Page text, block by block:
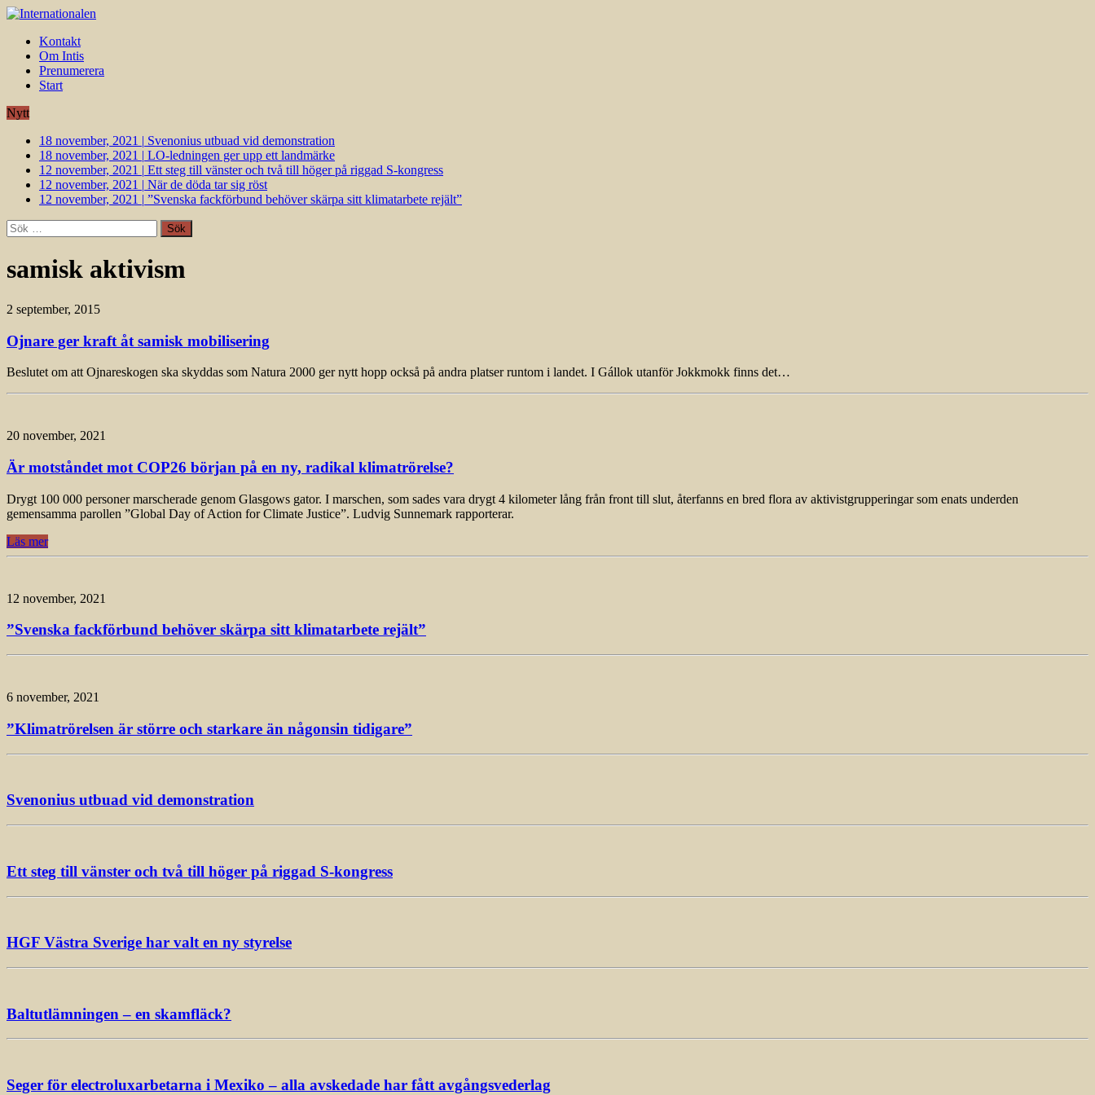
Kontakt
Om Intis
Prenumerera
Start
Nytt
18 november, 2021 | Svenonius utbuad vid demonstration
18 november, 2021 | LO-ledningen ger upp ett landmärke
12 november, 2021 | Ett steg till vänster och två till höger på riggad S-kongress
12 november, 2021 | När de döda tar sig röst
12 november, 2021 | ”Svenska fackförbund behöver skärpa sitt klimatarbete rejält”
Sök
efter:
samisk aktivism
2 september, 2015
Ojnare ger kraft åt samisk mobilisering
Beslutet om att Ojnareskogen ska skyddas som Natura 2000 ger nytt hopp också på andra platser runtom i landet. I Gállok utanför Jokkmokk finns det…
20 november, 2021
Är motståndet mot COP26 början på en ny, radikal klimatrörelse?
Drygt 100 000 personer marscherade genom Glasgows gator. I marschen, som sades vara drygt 4 kilometer lång från front till slut, återfanns en bred flora av aktivistgrupperingar som enats underden
gemensamma parollen ”Global Day of Action for Climate Justice”. Ludvig Sunnemark rapporterar.
Läs mer
12 november, 2021
”Svenska fackförbund behöver skärpa sitt klimatarbete rejält”
6 november, 2021
”Klimatrörelsen är större och starkare än någonsin tidigare”
Svenonius utbuad vid demonstration
Ett steg till vänster och två till höger på riggad S-kongress
HGF Västra Sverige har valt en ny styrelse
Baltutlämningen – en skamfläck?
Seger för electroluxarbetarna i Mexiko – alla avskedade har fått avgångsvederlag